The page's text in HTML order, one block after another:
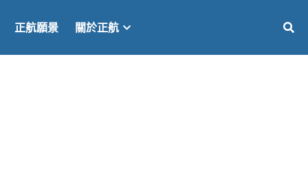
正航願景 關於正航